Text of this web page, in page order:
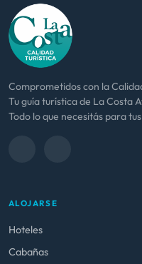
Comprometidos con la
Tu guía turística de La Costa
Todo lo que necesitás para
ALOJARSE
Hoteles
Cabañas